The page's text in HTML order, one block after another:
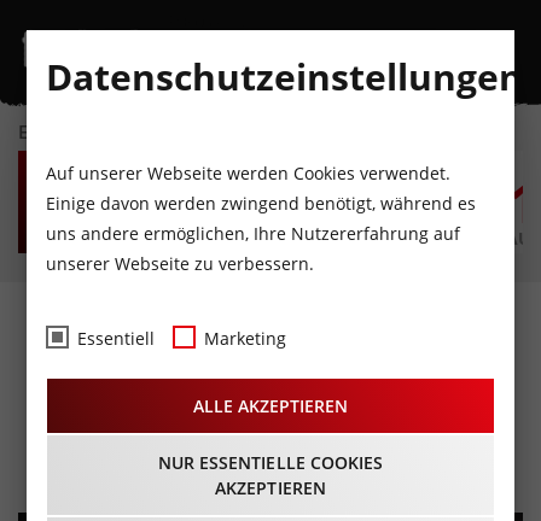
EVENTKALENDER
FR
7
AUGUST
SA
8
AUGUST
SO
9
AUGUST
MO
10
AUGUST
DI
11
AUGUST
STEUDLTENN - Robert
Stadlober singt und spielt
Tucholsky
11.06.2026 - Beginn 20:00 Uhr
Datenschutzeinstellungen
Auf unserer Webseite werden Cookies verwendet.
Einige davon werden zwingend benötigt, während es
uns andere ermöglichen, Ihre Nutzererfahrung auf
unserer Webseite zu verbessern.
Essentiell Marketing
ALLE AKZEPTIEREN
NUR ESSENTIELLE COOKIES
AKZEPTIEREN